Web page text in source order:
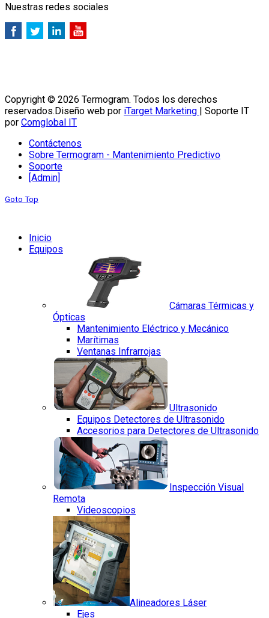
Nuestras redes sociales
Copyright © 2026 Termogram. Todos los derechos
reservados.Diseño web por iTarget Marketing | Soporte IT
por Comglobal IT
Contáctenos
Sobre Termogram - Mantenimiento Predictivo
Soporte
[Admin]
Goto Top
Inicio
Equipos
Cámaras Térmicas y
Ópticas
Mantenimiento Eléctrico y Mecánico
Marítimas
Ventanas Infrarrojas
Ultrasonido
Equipos Detectores de Ultrasonido
Accesorios para Detectores de Ultrasonido
Inspección Visual
Remota
Videoscopios
Alineadores Láser
Ejes